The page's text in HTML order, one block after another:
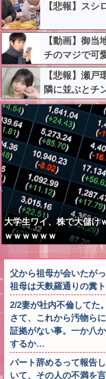
【悲報】スシ
【動画】御当
チのマジで可
まうw w w w
【悲報】瀬戸
隣に並ぶとチ
大学生ワイ、株で大儲け
ｗｗｗｗｗｗ
父から祖母が会いたが
祖母は天麩羅通りの糞
2/2妻が社内不倫してた
さて、これから汚物ら
証拠がない事。一か八
するか…
パート辞めるって報告
いて、その人の不満を